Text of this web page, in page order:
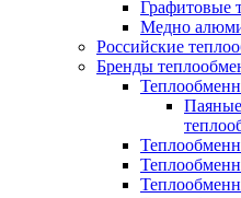
Графитовые
Медно
Российские
Бренды